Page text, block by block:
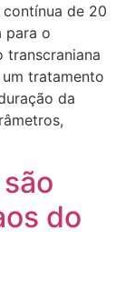
de 20
para o
transcraniana
tratamento
da
do